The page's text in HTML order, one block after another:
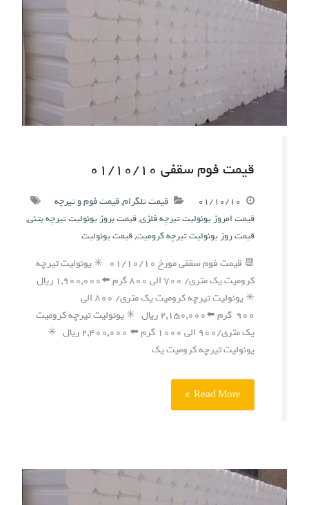
قیمت فوم سقفی ۰۱/۱۰/۱۰
۰۱/۱۰/۱۰ قیمت تلگرام,قیمت فوم و تیرچه
قیمت امروز یونولیت تیرچه فلزی,قیمت بروز یونولیت تیرچه بتنی,
قیمت روز یونولیت تیرچه کرومیت,قیمت یونولیت
📆 قیمت فوم سقفی مورخ ۰۱/۱۰/۱۰ ✳️ یونولیت تیرچه
کرومیت یک متری/ ۷۰۰ الی ۸۰۰ گرم ⬅️۱,۹۰۰,۰۰۰ ریال
✳️ یونولیت تیرچه کرومیت یک متری/ ۸۰۰ الی
۹۰۰ گرم ⬅️۲,۱۵۰,۰۰۰ ریال ✳️ یونولیت تیرچه کرومیت
یک متری/۹۰۰ الی ۱۰۰۰ گرم ⬅️ ۲,۴۰۰,۰۰۰ ریال ✳️
یونولیت تیرچه کرومیت یک
Read More